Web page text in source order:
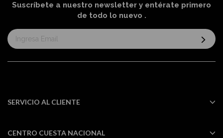
Suscríbete a nuestro newsletter y entérate primero
de todo lo nuevo .
Suscríbase
al
informativo:
SERVICIO AL CLIENTE
CENTRO CUESTA NACIONAL